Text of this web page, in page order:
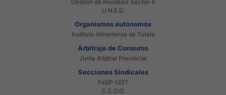
Gestión de Residuos Sector-II
U.N.E.D.
Organismos autónomos
Instituto Almeriense de Tutela
Arbitraje de Consumo
Junta Arbitral Provincial
Secciones Sindicales
FeSP-UGT
C.C.O.O.